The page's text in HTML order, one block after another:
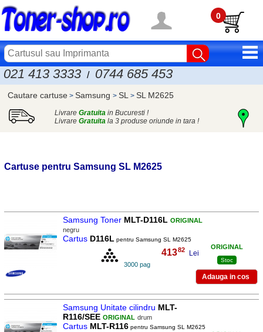
0
021 413 3333 / 0744 685 453
Cautare cartuse > Samsung > SL > SL M2625
Livrare Gratuitain Bucuresti !
Livrare Gratuitala 3 produse oriunde in tara !
Cartuse pentru Samsung SL M2625
Samsung Toner MLT-D116L ORIGINAL
negru
Cartus D116L pentru Samsung SL M2625
3000 pag
ORIGINAL
Stoc
41382 Lei
Samsung Unitate cilindru MLT-
R116/SEE ORIGINAL drum
Cartus MLT-R116 pentru Samsung SL M2625